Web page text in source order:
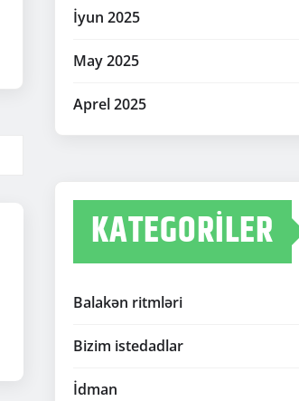
İyun 2025
May 2025
Aprel 2025
KATEGORILER
Balakən ritmləri
Bizim istedadlar
İdman